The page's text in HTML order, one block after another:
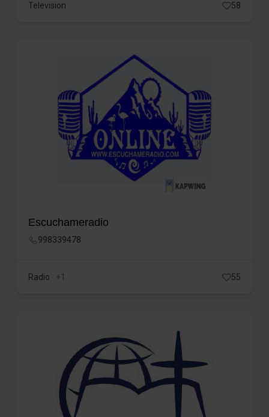
Television 58
Escuchameradio
998339478
Radio +1 55